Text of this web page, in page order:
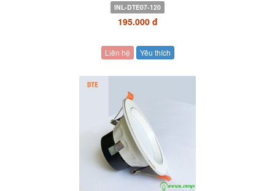
INL-DTE07-120
195.000 đ
Liên hệ Yêu thích